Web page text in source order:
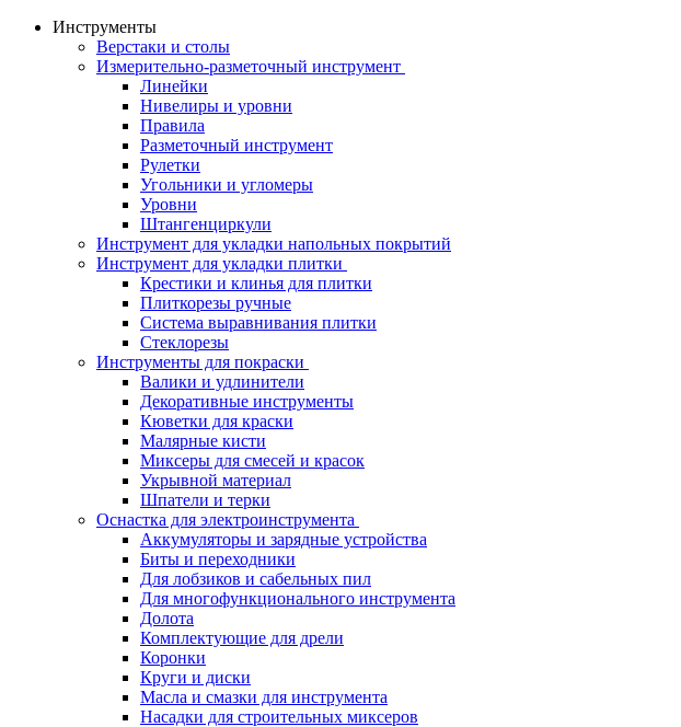
Инструменты
Верстаки и столы
Измерительно-разметочный инструмент
Линейки
Нивелиры и уровни
Правила
Разметочный инструмент
Рулетки
Угольники и угломеры
Уровни
Штангенциркули
Инструмент для укладки напольных покрытий
Инструмент для укладки плитки
Крестики и клинья для плитки
Плиткорезы ручные
Система выравнивания плитки
Стеклорезы
Инструменты для покраски
Валики и удлинители
Декоративные инструменты
Кюветки для краски
Малярные кисти
Миксеры для смесей и красок
Укрывной материал
Шпатели и терки
Оснастка для электроинструмента
Аккумуляторы и зарядные устройства
Биты и переходники
Для лобзиков и сабельных пил
Для многофункционального инструмента
Долота
Комплектующие для дрели
Коронки
Круги и диски
Масла и смазки для инструмента
Насадки для строительных миксеров